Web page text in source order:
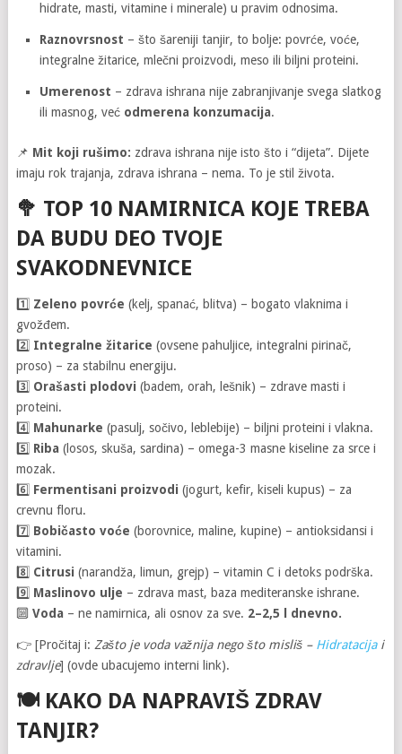
hidrate, masti, vitamine i minerale) u pravim odnosima.
Raznovrsnost – što šareniji tanjir, to bolje: povrće, voće,
integralne žitarice, mlečni proizvodi, meso ili biljni proteini.
Umerenost – zdrava ishrana nije zabranjivanje svega slatkog
ili masnog, već odmerena konzumacija.
📌 Mit koji rušimo: zdrava ishrana nije isto što i “dijeta”. Dijete
imaju rok trajanja, zdrava ishrana – nema. To je stil života.
🥦 TOP 10 NAMIRNICA KOJE TREBA
DA BUDU DEO TVOJE
SVAKODNEVNICE
1️⃣ Zeleno povrće (kelj, spanać, blitva) – bogato vlaknima i
gvožđem.
2️⃣ Integralne žitarice (ovsene pahuljice, integralni pirinač,
proso) – za stabilnu energiju.
3️⃣ Orašasti plodovi (badem, orah, lešnik) – zdrave masti i
proteini.
4️⃣ Mahunarke (pasulj, sočivo, leblebije) – biljni proteini i vlakna.
5️⃣ Riba (losos, skuša, sardina) – omega-3 masne kiseline za srce i
mozak.
6️⃣ Fermentisani proizvodi (jogurt, kefir, kiseli kupus) – za
crevnu floru.
7️⃣ Bobičasto voće (borovnice, maline, kupine) – antioksidansi i
vitamini.
8️⃣ Citrusi (narandža, limun, grejp) – vitamin C i detoks podrška.
9️⃣ Maslinovo ulje – zdrava mast, baza mediteranske ishrane.
🔟 Voda – ne namirnica, ali osnov za sve. 2–2,5 l dnevno.
👉 [Pročitaj i: Zašto je voda važnija nego što misliš – Hidratacijai
zdravlje] (ovde ubacujemo interni link).
🍽 KAKO DA NAPRAVIŠ ZDRAV
TANJIR?